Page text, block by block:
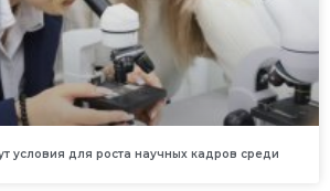
условия для роста научных кадров среди